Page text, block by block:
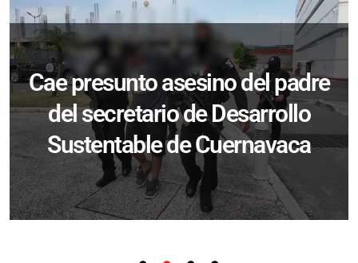
Cae presunto asesino del padre
del secretario de Desarrollo
Sustentable de Cuernavaca